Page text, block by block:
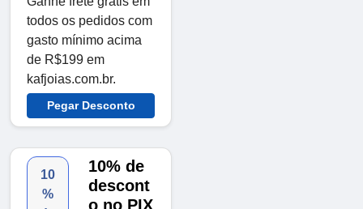
todos os pedidos com
gasto mínimo acima
de R$199 em
kafjoias.com.br.
Pegar Desconto
10
%
10% de
descont
o no PIX